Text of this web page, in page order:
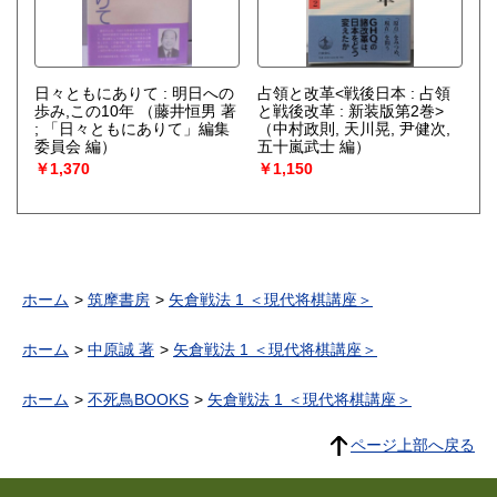
日々ともにありて : 明日への
歩み,この10年
（藤井恒男 著
; 「日々ともにありて」編集
委員会 編）
￥1,370
占領と改革<戦後日本 : 占領
と戦後改革 : 新装版第2巻>
（中村政則, 天川晃, 尹健次,
五十嵐武士 編）
￥1,150
ホーム 筑摩書房 矢倉戦法 1 ＜現代将棋講座＞
ホーム 中原誠 著 矢倉戦法 1 ＜現代将棋講座＞
ホーム 不死鳥BOOKS 矢倉戦法 1 ＜現代将棋講座＞
ページ上部へ戻る